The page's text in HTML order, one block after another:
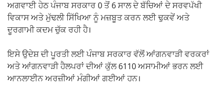
ਅਗਵਾਈ ਹੇਠ ਪੰਜਾਬ ਸਰਕਾਰ 0 ਤੋਂ 6 ਸਾਲ ਦੇ ਬੱਚਿਆਂ ਦੇ ਸਰਵਪੱਖੀ
ਵਿਕਾਸ ਅਤੇ ਮੁੱਢਲੀ ਸਿੱਖਿਆ ਨੂੰ ਮਜ਼ਬੂਤ ਕਰਨ ਲਈ ਢੁਕਵੇਂ ਅਤੇ
ਦੂਰਗਾਮੀ ਕਦਮ ਚੁੱਕ ਰਹੀ ਹੈ।
ਇਸੇ ਉਦੇਸ਼ ਦੀ ਪੂਰਤੀ ਲਈ ਪੰਜਾਬ ਸਰਕਾਰ ਵੱਲੋਂ ਆਂਗਨਵਾੜੀ ਵਰਕਰਾਂ
ਅਤੇ ਆਂਗਨਵਾੜੀ ਹੈਲਪਰਾਂ ਦੀਆਂ ਕੁੱਲ 6110 ਅਸਾਮੀਆਂ ਭਰਨ ਲਈ
ਆਨਲਾਈਨ ਅਰਜ਼ੀਆਂ ਮੰਗੀਆਂ ਗਈਆਂ ਹਨ।